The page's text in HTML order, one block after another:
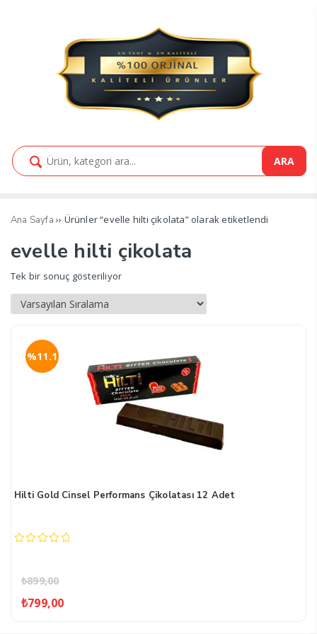
ARA
Ana Sayfa ›› Ürünler “evelle hilti çikolata” olarak etiketlendi
evelle hilti çikolata
Tek bir sonuç gösteriliyor
Hilti Gold Cinsel Performans Çikolatası 12 Adet
₺899,00
Orijinal
fiyat:
₺799,00Şu
andaki
%11.1